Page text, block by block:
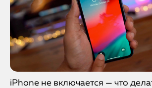
iPhone не включается — что